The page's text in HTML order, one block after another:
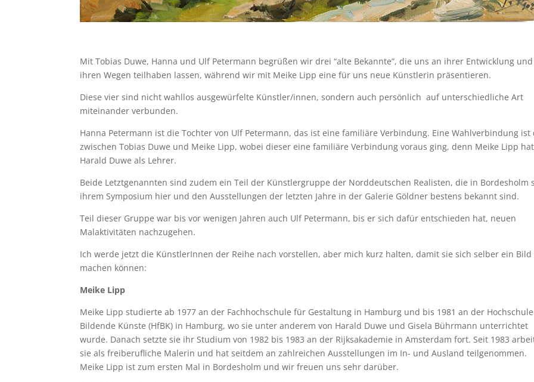
Mit Tobias Duwe, Hanna und Ulf Petermann begrüßen wir drei “alte Bekannte”, die uns an ihrer Entwicklung und
ihren Wegen teilhaben lassen, während wir mit Meike Lipp eine für uns neue Künstlerin präsentieren.
Diese vier sind nicht wahllos ausgewürfelte Künstler/innen, sondern auch persönlich auf unterschiedliche Art
miteinander verbunden.
Hanna Petermann ist die Tochter von Ulf Petermann, das ist eine familiäre Verbindung. Eine Wahlverbindung ist
zwischen Tobias Duwe und Meike Lipp, wobei dieser eine familiäre Verbindung voraus ging, denn Meike Lipp
Harald Duwe als Lehrer.
Beide Letztgenannten sind zudem ein Teil der Künstlergruppe der Norddeutschen Realisten, die in Bordesholm
ihrem Symposium hier und den Ausstellungen der letzten Jahre in der Galerie Göldner bestens bekannt sind.
Teil dieser Gruppe war bis vor wenigen Jahren auch Ulf Petermann, bis er sich dafür entschieden hat, neuen
Malaktivitäten nachzugehen.
Ich werde jetzt die KünstlerInnen der Reihe nach vorstellen, aber mich kurz halten, damit sie sich selber ein Bild
machen können:
Meike Lipp
Meike Lipp studierte ab 1977 an der Fachhochschule für Gestaltung in Hamburg und bis 1981 an der
Bildende Künste (HfBK) in Hamburg, wo sie unter anderem von Harald Duwe und Gisela Bührmann unterrichtet
wurde. Danach setzte sie ihr Studium von 1982 bis 1983 an der Rijksakademie in Amsterdam fort. Seit 1983
sie als freiberufliche Malerin und hat seitdem an zahlreichen Ausstellungen im In- und Ausland teilgenommen.
Meike Lipp ist zum ersten Mal in Bordesholm und wir freuen uns sehr darüber.